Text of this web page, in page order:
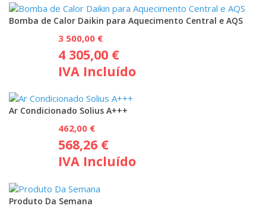
Bomba de Calor Daikin para Aquecimento Central e AQS
3 500,00 €
4 305,00 €
IVA Incluído
Ar Condicionado Solius A+++
462,00 €
568,26 €
IVA Incluído
Produto Da Semana